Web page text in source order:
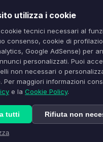
utilizza i cookie
tecnici necessari al
consenso, cookie di
Google AdSense) per
personalizzati. Puoi
non necessari o
Per maggiori informazioni
e la Cookie Policy.
tutti Rifiuta non
presenti su questo sito
ai sensi dell'art. 70 L. 633/
info@spazioitech.it
Spazio iTech — Seven Trade
04077740985